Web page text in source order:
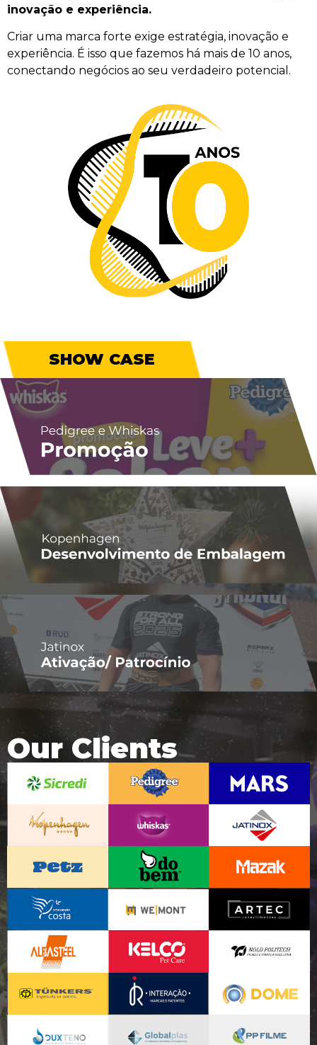
inovação e experiência.
Criar uma marca forte exige estratégia, inovação e
experiência. É isso que fazemos há mais de 10 anos,
conectando negócios ao seu verdadeiro potencial.
SHOW CASE
Our Clients